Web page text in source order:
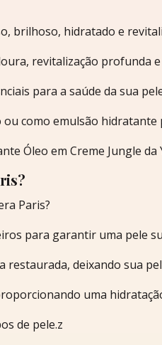
brilhoso, hidratado e
revitalização profunda
para a saúde da sua
como emulsão hidratante
Óleo em Creme Jungle da
Paris?
para garantir uma pele
deixando sua
uma
de pele.z